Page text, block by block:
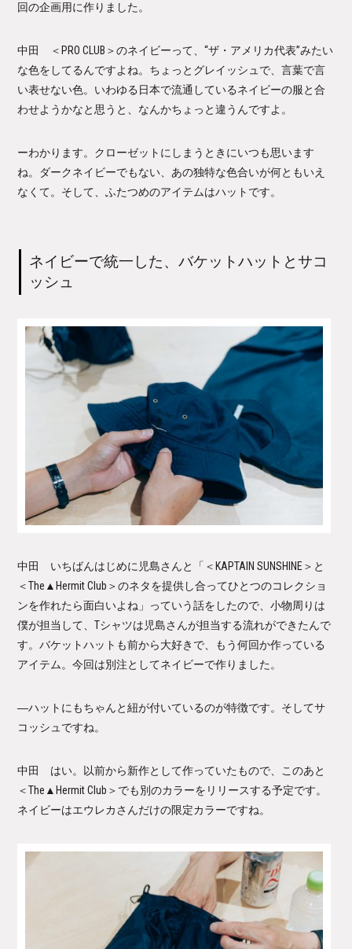
回の企画用に作りました。
中田 ＜PRO CLUB＞のネイビーって、“ザ・アメリカ代表”みたい
な色をしてるんですよね。ちょっとグレイッシュで、言葉で言
い表せない色。いわゆる日本で流通しているネイビーの服と合
わせようかなと思うと、なんかちょっと違うんですよ。
ーわかります。クローゼットにしまうときにいつも思います
ね。ダークネイビーでもない、あの独特な色合いが何ともいえ
なくて。そして、ふたつめのアイテムはハットです。
ネイビーで統一した、バケットハットとサコ
ッシュ
中田 いちばんはじめに児島さんと「＜KAPTAIN SUNSHINE＞と
＜The▲Hermit Club＞のネタを提供し合ってひとつのコレクショ
ンを作れたら面白いよね」っていう話をしたので、小物周りは
僕が担当して、Tシャツは児島さんが担当する流れができたんで
す。バケットハットも前から大好きで、もう何回か作っている
アイテム。今回は別注としてネイビーで作りました。
―ハットにもちゃんと紐が付いているのが特徴です。そしてサ
コッシュですね。
中田 はい。以前から新作として作っていたもので、このあと
＜The▲Hermit Club＞でも別のカラーをリリースする予定です。
ネイビーはエウレカさんだけの限定カラーですね。